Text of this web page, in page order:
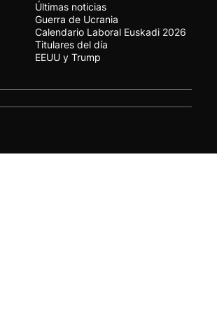
Últimas noticias
Guerra de Ucrania
Calendario Laboral Euskadi 2026
Titulares del día
EEUU y Trump